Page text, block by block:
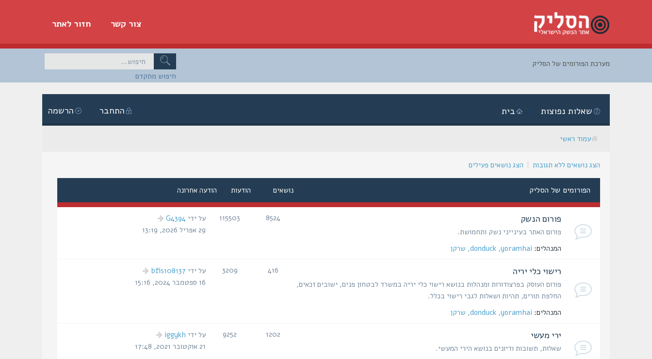
חזור לאתר צור קשר
חיפוש מתקדם
מערכת הפורומים של הסליק
הרשמה התחבר בית שאלות נפוצות
עמוד ראשי
הצג נושאים ללא תגובות | הצג נושאים פעילים
הפורומים של הסליק נושאים הודעות הודעה אחרונה
פורום הנשק
פורום האתר בעינייני נשק ותחמושת.
המנהלים: yoramhai
,
donduck
, שרקן
8524
115503
הודעה
אחרונה
על ידיG4394
29 אפריל 2026, 13:19
רישוי כלי יריה
פורום העוסק בפרצודורות ומנהלות בנושא רישוי כלי יריה במשרד לבטחון פנים, ישובים זכאים,
החלפת תורים, תהיות ושאלות לגבי רישוי בכלל.
המנהלים: yoramhai
,
donduck
, שרקן
416
3209
הודעה
אחרונה
על ידי bfis108137
16 ספטמבר 2024, 15:16
ירי מעשי
שאלות, תשובות ודיונים בנושא הירי המעשי.
1202
9252
הודעה
אחרונה
על ידי iggykh
21 אוקטובר 2021, 17:48